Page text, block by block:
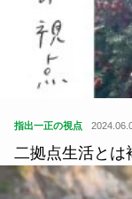
指出一正の視点
二拠点生活とは